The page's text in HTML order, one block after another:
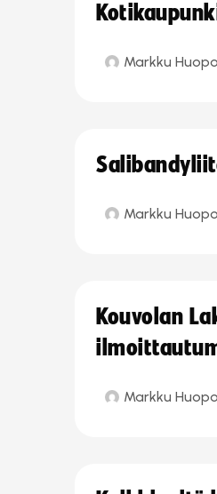
Markku
Markku
Kouvolan
Markku